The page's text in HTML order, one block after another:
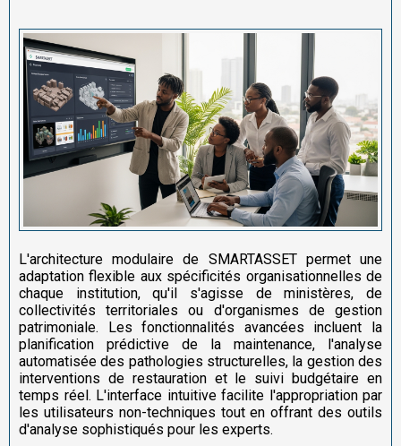
L'architecture modulaire de SMARTASSET permet une
adaptation flexible aux spécificités organisationnelles de
chaque institution, qu'il s'agisse de ministères, de
collectivités territoriales ou d'organismes de gestion
patrimoniale. Les fonctionnalités avancées incluent la
planification prédictive de la maintenance, l'analyse
automatisée des pathologies structurelles, la gestion des
interventions de restauration et le suivi budgétaire en
temps réel. L'interface intuitive facilite l'appropriation par
les utilisateurs non-techniques tout en offrant des outils
d'analyse sophistiqués pour les experts.